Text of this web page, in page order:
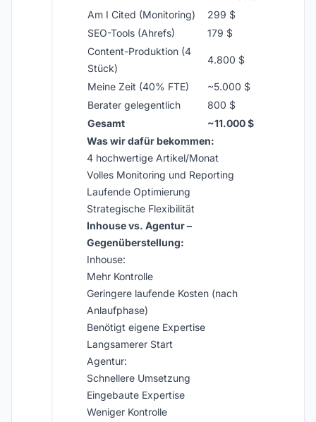
Am I Cited (Monitoring)
299 $
SEO-Tools (Ahrefs)
179 $
Content-Produktion (4
Stück)
4.800 $
Meine Zeit (40% FTE)
~5.000 $
Berater gelegentlich
800 $
Gesamt
~11.000 $
Was wir dafür bekommen:
4 hochwertige Artikel/Monat
Volles Monitoring und Reporting
Laufende Optimierung
Strategische Flexibilität
Inhouse vs. Agentur –
Gegenüberstellung:
Inhouse:
Mehr Kontrolle
Geringere laufende Kosten (nach
Anlaufphase)
Benötigt eigene Expertise
Langsamerer Start
Agentur:
Schnellere Umsetzung
Eingebaute Expertise
Weniger Kontrolle